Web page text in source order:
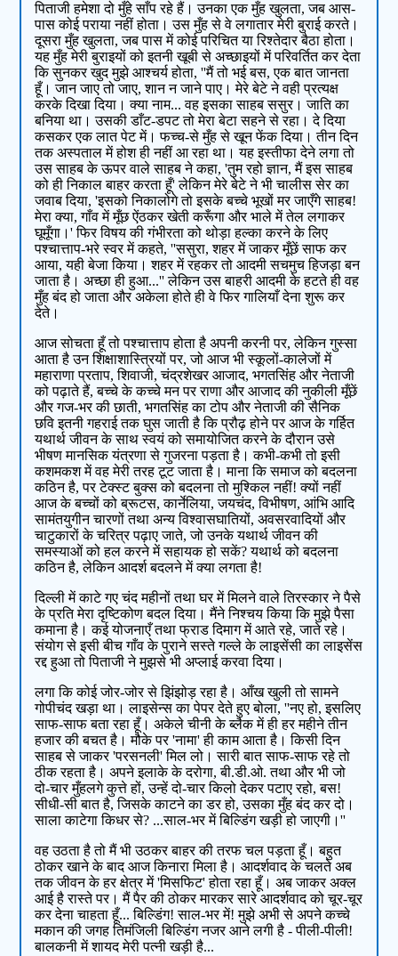
पिताजी हमेशा दो मुँहे साँप रहे हैं। उनका एक मुँह खुलता, जब आस-
पास कोई पराया नहीं होता। उस मुँह से वे लगातार मेरी बुराई करते।
दूसरा मुँह खुलता, जब पास में कोई परिचित या रिश्तेदार बैठा होता।
यह मुँह मेरी बुराइयों को इतनी खूबी से अच्छाइयों में परिवर्तित कर देता
कि सुनकर खुद मुझे आश्चर्य होता, ''मैं तो भई बस, एक बात जानता
हूँ। जान जाए तो जाए, शान न जाने पाए। मेरे बेटे ने वही प्रत्यक्ष
करके दिखा दिया। क्या नाम... वह इसका साहब ससुर। जाति का
बनिया था। उसकी डाँट-डपट तो मेरा बेटा सहने से रहा। दे दिया
कसकर एक लात पेट में। फच्च-से मुँह से खून फेंक दिया। तीन दिन
तक अस्पताल में होश ही नहीं आ रहा था। यह इस्तीफा देने लगा तो
उस साहब के ऊपर वाले साहब ने कहा, 'तुम रहो ज्ञान, मैं इस साहब
को ही निकाल बाहर करता हूँ' लेकिन मेरे बेटे ने भी चालीस सेर का
जवाब दिया, 'इसको निकालोगे तो इसके बच्चे भूखों मर जाएँगे साहब!
मेरा क्या, गाँव में मूँछ ऐंठकर खेती करूँगा और भाले में तेल लगाकर
घूमूँगा।' फिर विषय की गंभीरता को थोड़ा हल्का करने के लिए
पश्चात्ताप-भरे स्वर में कहते, ''ससुरा, शहर में जाकर मूँछें साफ कर
आया, यही बेजा किया। शहर में रहकर तो आदमी सचमुच हिजड़ा बन
जाता है। अच्छा ही हुआ...'' लेकिन उस बाहरी आदमी के हटते ही वह
मुँह बंद हो जाता और अकेला होते ही वे फिर गालियाँ देना शुरू कर
देते।
आज सोचता हूँ तो पश्चात्ताप होता है अपनी करनी पर, लेकिन गुस्सा
आता है उन शिक्षाशास्त्रियों पर, जो आज भी स्कूलों-कालेजों में
महाराणा प्रताप, शिवाजी, चंद्रशेखर आजाद, भगतसिंह और नेताजी
को पढ़ाते हैं, बच्चे के कच्चे मन पर राणा और आजाद की नुकीली मूँछें
और गज-भर की छाती, भगतसिंह का टोप और नेताजी की सैनिक
छवि इतनी गहराई तक घुस जाती है कि प्रौढ़ होने पर आज के गर्हित
यथार्थ जीवन के साथ स्वयं को समायोजित करने के दौरान उसे
भीषण मानसिक यंत्रणा से गुजरना पड़ता है। कभी-कभी तो इसी
कशमकश में वह मेरी तरह टूट जाता है। माना कि समाज को बदलना
कठिन है, पर टेक्स्ट बुक्स को बदलना तो मुश्किल नहीं! क्यों नहीं
आज के बच्चों को ब्रूटस, कार्नेलिया, जयचंद, विभीषण, आंभि आदि
सामंतयुगीन चारणों तथा अन्य विश्वासघातियों, अवसरवादियों और
चाटुकारों के चरित्र पढ़ाए जाते, जो उनके यथार्थ जीवन की
समस्याओं को हल करने में सहायक हो सकें? यथार्थ को बदलना
कठिन है, लेकिन आदर्श बदलने में क्या लगता है!
दिल्ली में काटे गए चंद महीनों तथा घर में मिलने वाले तिरस्कार ने पैसे
के प्रति मेरा दृष्टिकोण बदल दिया। मैंने निश्चय किया कि मुझे पैसा
कमाना है। कई योजनाएँ तथा फ्राड दिमाग में आते रहे, जाते रहे।
संयोग से इसी बीच गाँव के पुराने सस्ते गल्ले के लाइसेंसी का लाइसेंस
रद्द हुआ तो पिताजी ने मुझसे भी अप्लाई करवा दिया।
लगा कि कोई जोर-जोर से झिंझोड़ रहा है। आँख खुली तो सामने
गोपीचंद खड़ा था। लाइसेन्स का पेपर देते हुए बोला, ''नए हो, इसलिए
साफ-साफ बता रहा हूँ। अकेले चीनी के ब्लैक में ही हर महीने तीन
हजार की बचत है। मौके पर 'नामा' ही काम आता है। किसी दिन
साहब से जाकर 'परसनली' मिल लो। सारी बात साफ-साफ रहे तो
ठीक रहता है। अपने इलाके के दरोगा, बी.डी.ओ. तथा और भी जो
दो-चार मुँहलगे कुत्ते हों, उन्हें दो-चार किलो देकर पटाए रहो, बस!
सीधी-सी बात है, जिसके काटने का डर हो, उसका मुँह बंद कर दो।
साला काटेगा किधर से? ...साल-भर में बिल्डिंग खड़ी हो जाएगी।''
वह उठता है तो मैं भी उठकर बाहर की तरफ चल पड़ता हूँ। बहुत
ठोकर खाने के बाद आज किनारा मिला है। आदर्शवाद के चलते अब
तक जीवन के हर क्षेत्र में 'मिसफिट' होता रहा हूँ। अब जाकर अक्ल
आई है रास्ते पर। मैं पैर की ठोकर मारकर सारे आदर्शवाद को चूर-चूर
कर देना चाहता हूँ... बिल्डिंग! साल-भर में! मुझे अभी से अपने कच्चे
मकान की जगह तिमंजिली बिल्डिंग नजर आने लगी है - पीली-पीली!
बालकनी में शायद मेरी पत्नी खड़ी है...